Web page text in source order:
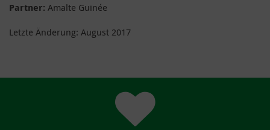
Partner: Amalte Guinée
Letzte Änderung: August 2017